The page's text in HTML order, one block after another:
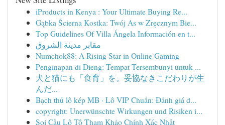
iProducts in Kenya : Your Ultimate Buying Re...
Gąbka Ścierna Kostka: Twój As w Zręcznym Bie...
Top Guidelines Of Villa Ángela Información en t...
مقابر مدينة الشروق
Numchok88: A Rising Star in Online Gaming
Penginapan di Dieng: Tempat Tersembunyi untuk ...
犬と猫にも「食育」を。妥協なきこだわりが生
んだ...
Bạch thủ lô kép MB · Lô VIP Chuẩn: Đánh giá d...
copyright: Unerwünschte Wirkungen und Risiken i...
Soi Cầu Lô Tô Tham Khảo Chính Xác Nhất